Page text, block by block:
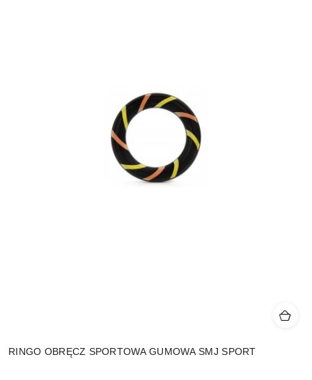
RINGO OBRĘCZ SPORTOWA GUMOWA SMJ SPORT